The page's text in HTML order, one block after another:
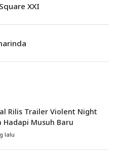
XXI
Rilis Trailer Violent Night
Hadapi Musuh Baru
lalu